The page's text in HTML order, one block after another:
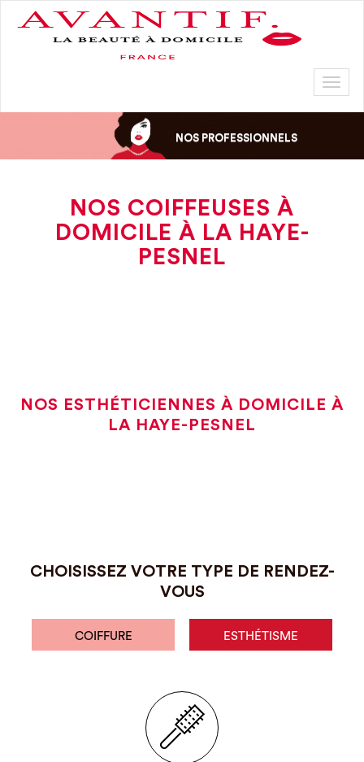
NOS PROFESSIONNELS
NOS COIFFEUSES À
DOMICILE À LA HAYE-
PESNEL
NOS ESTHÉTICIENNES À DOMICILE À
LA HAYE-PESNEL
CHOISISSEZ VOTRE TYPE DE RENDEZ-
VOUS
COIFFURE ESTHÉTISME